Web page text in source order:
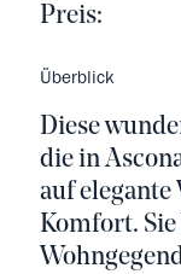
Preis:
Überblick
Diese
die in
auf
Komfort.